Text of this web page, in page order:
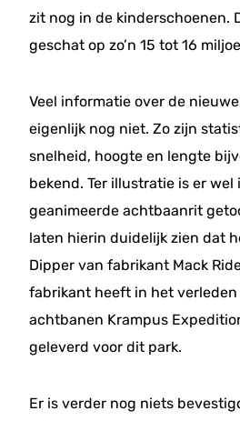
zit nog in de kinderschoenen.
geschat op zo’n 15 tot 16
Veel informatie over de
eigenlijk nog niet. Zo zijn
snelheid, hoogte en lengte
bekend. Ter illustratie is er
geanimeerde achtbaanrit
laten hierin duidelijk zien dat
Dipper van fabrikant Mack
fabrikant heeft in het verleden
achtbanen Krampus
geleverd voor dit park.
Er is verder nog niets